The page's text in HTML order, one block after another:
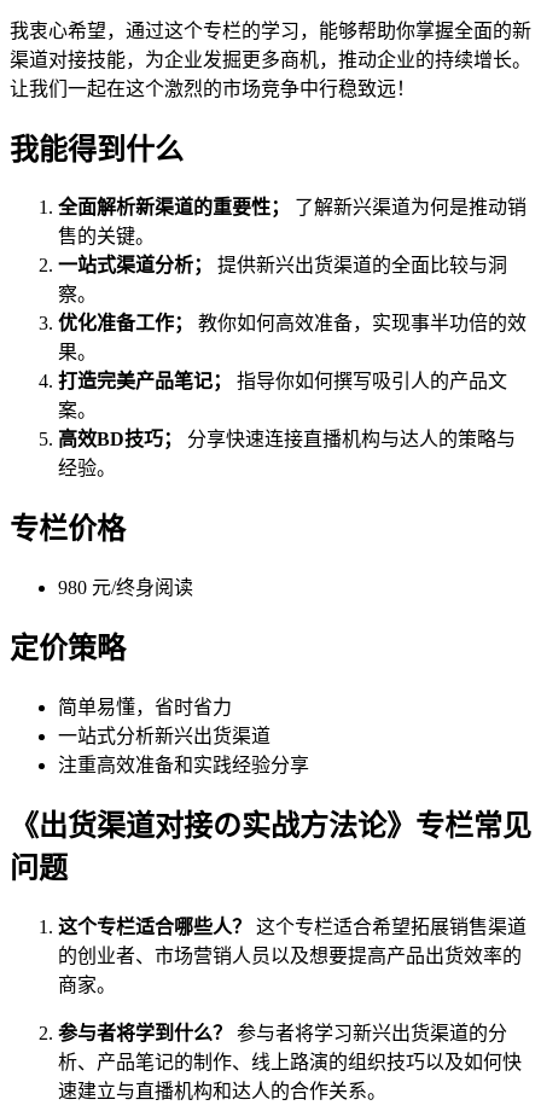
我衷心希望，通过这个专栏的学习，能够帮助你掌握全面的新
渠道对接技能，为企业发掘更多商机，推动企业的持续增长。
让我们一起在这个激烈的市场竞争中行稳致远！
我能得到什么
全面解析新渠道的重要性；
了解新兴渠道为何是推动销
售的关键。
一站式渠道分析；
提供新兴出货渠道的全面比较与洞
察。
优化准备工作；
教你如何高效准备，实现事半功倍的效
果。
打造完美产品笔记；
指导你如何撰写吸引人的产品文
案。
高效BD技巧；
分享快速连接直播机构与达人的策略与
经验。
专栏价格
980 元/终身阅读
定价策略
简单易懂，省时省力
一站式分析新兴出货渠道
注重高效准备和实践经验分享
《出货渠道对接の实战方法论》专栏常见
问题
这个专栏适合哪些人？
这个专栏适合希望拓展销售渠道
的创业者、市场营销人员以及想要提高产品出货效率的
商家。
参与者将学到什么？
参与者将学习新兴出货渠道的分
析、产品笔记的制作、线上路演的组织技巧以及如何快
速建立与直播机构和达人的合作关系。